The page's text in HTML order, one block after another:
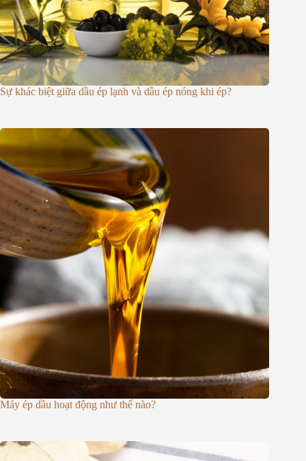
Sự khác biệt giữa dầu ép lạnh và dầu ép nóng khi ép?
Máy ép dầu hoạt động như thế nào?